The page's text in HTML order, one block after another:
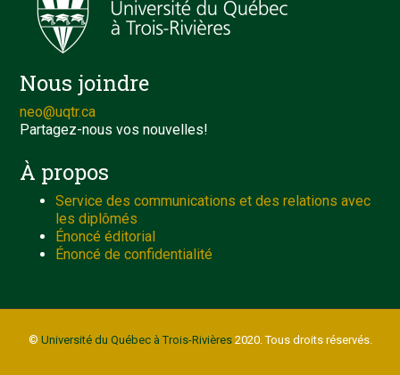
Nous joindre
neo@uqtr.ca
Partagez-nous vos nouvelles!
À propos
Service des communications et des relations avec
les diplômés
Énoncé éditorial
Énoncé de confidentialité
© Université du Québec à Trois-Rivières2020. Tous droits réservés.